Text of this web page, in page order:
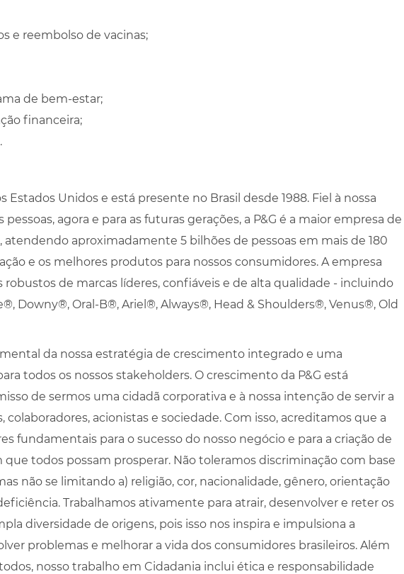
e reembolso de vacinas;
de bem-estar;
financeira;
Estados Unidos e está presente no Brasil desde 1988. Fiel à nossa
agora e para as futuras gerações, a P&G é a maior empresa de
aproximadamente 5 bilhões de pessoas em mais de 180
e os melhores produtos para nossos consumidores. A empresa
de marcas líderes, confiáveis e de alta qualidade - incluindo
Downy®, Oral-B®, Ariel®, Always®, Head & Shoulders®, Venus®, Old
da nossa estratégia de crescimento integrado e uma
todos os nossos stakeholders. O crescimento da P&G está
de sermos uma cidadã corporativa e à nossa intenção de servir a
acionistas e sociedade. Com isso, acreditamos que a
fundamentais para o sucesso do nosso negócio e para a criação de
todos possam prosperar. Não toleramos discriminação com base
não se limitando a) religião, cor, nacionalidade, gênero, orientação
Trabalhamos ativamente para atrair, desenvolver e reter os
diversidade de origens, pois isso nos inspira e impulsiona a
problemas e melhorar a vida dos consumidores brasileiros. Além
nosso trabalho em Cidadania inclui ética e responsabilidade